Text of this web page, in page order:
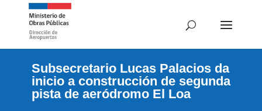
Subsecretario Lucas Palacios da
inicio a construcción de segunda
pista de aeródromo El Loa